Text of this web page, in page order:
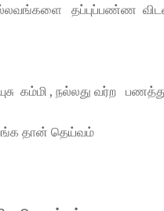
தப்புப்பண்ண
கம்மி , நல்லது வர்ற
தான் தெய்வம்